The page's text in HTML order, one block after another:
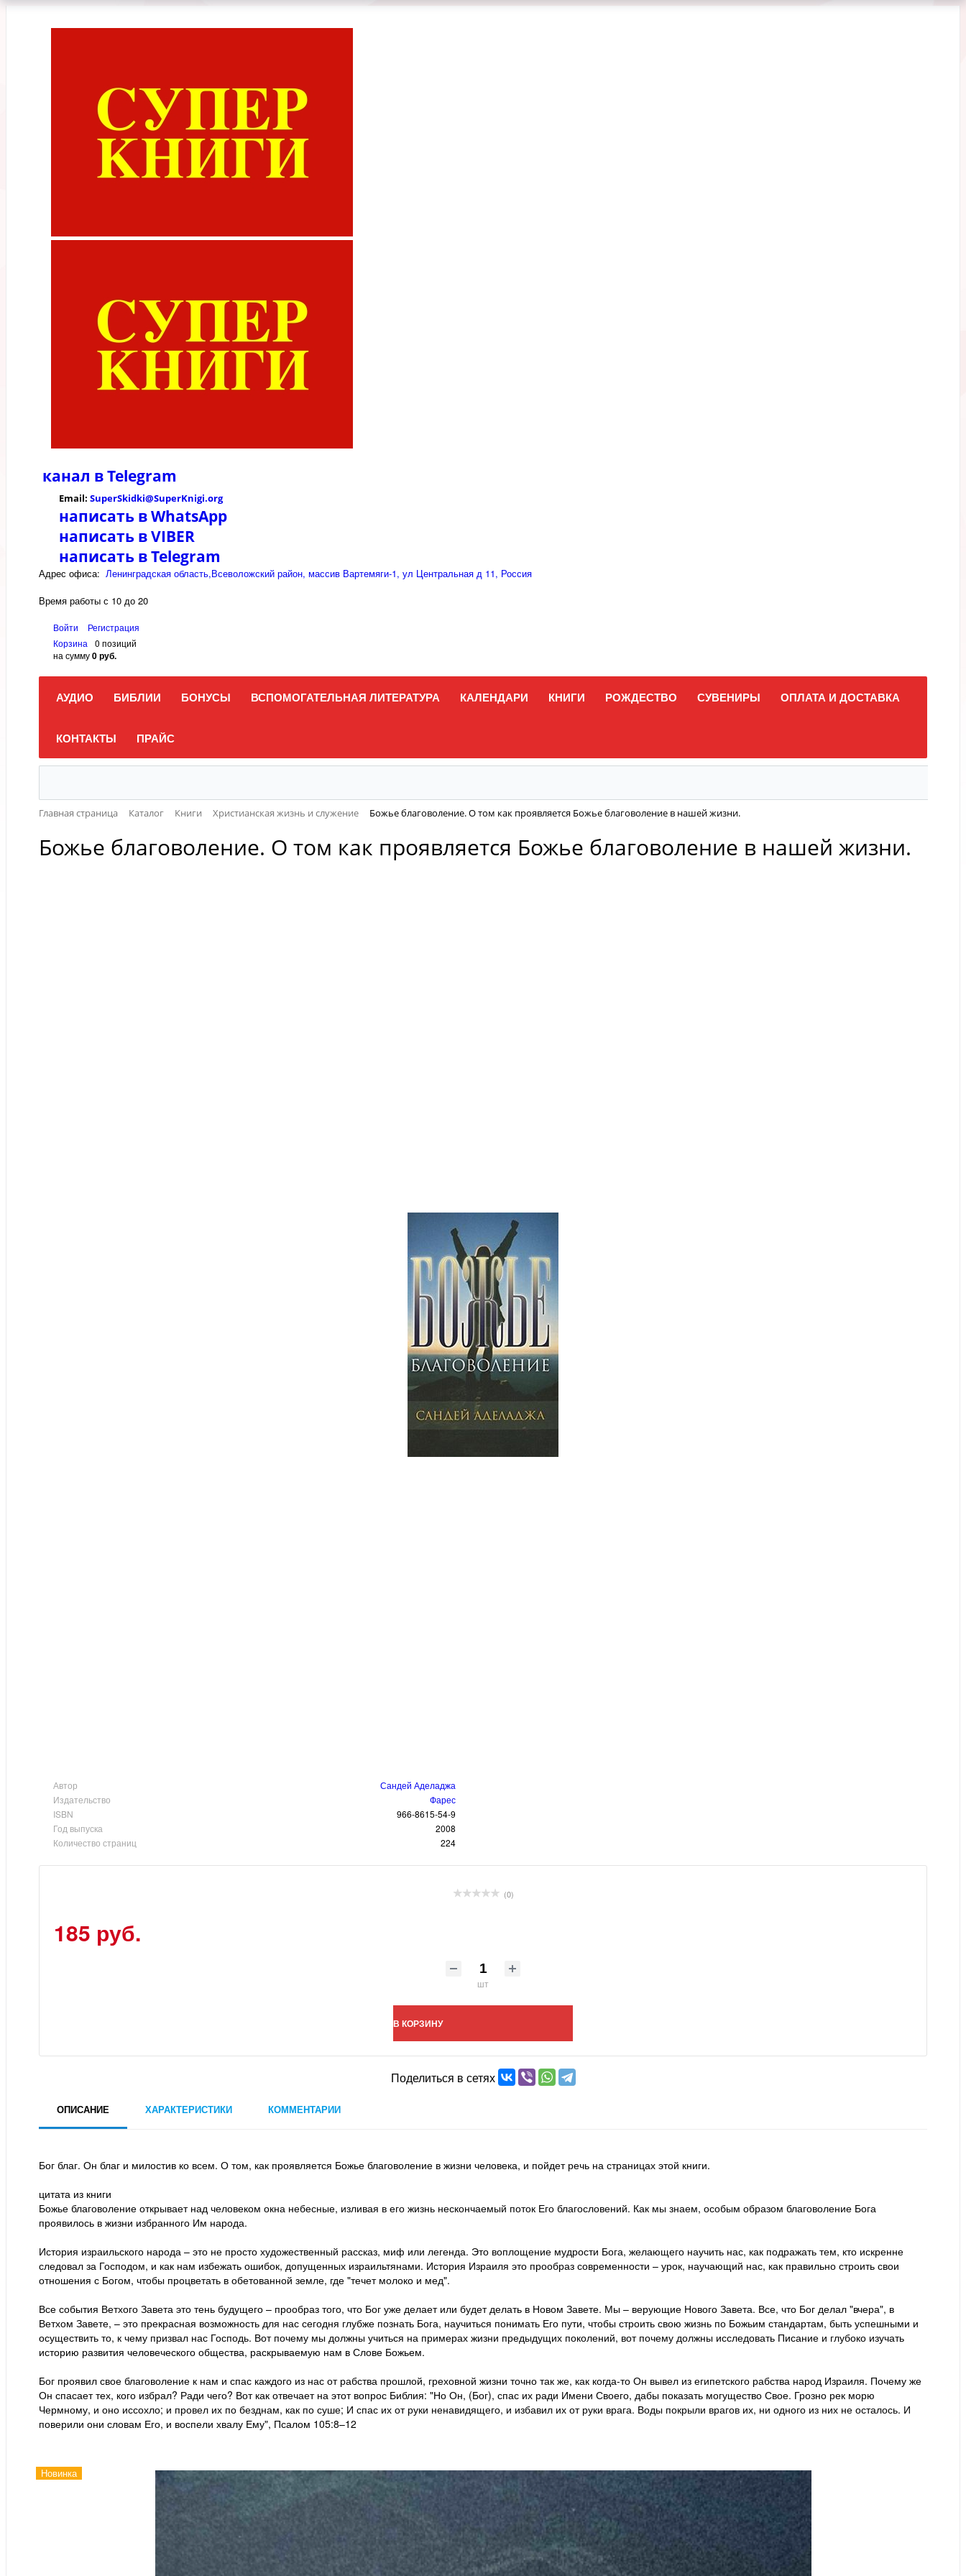
канал вTelegram
Email: SuperSkidki@SuperKnigi.org
написать в WhatsApp
написать в VIBER
написать в Telegram
Адрес офиса: Ленинградская область,Всеволожский район, массив Вартемяги-1, ул Центральная д 11, Россия
Время работы с 10 до 20
Войти
Регистрация
Корзина
0 позиций
на сумму0 руб.
АУДИО БИБЛИИ БОНУСЫ ВСПОМОГАТЕЛЬНАЯ ЛИТЕРАТУРА КАЛЕНДАРИ КНИГИ РОЖДЕСТВО СУВЕНИРЫ ОПЛАТА И ДОСТАВКА
КОНТАКТЫ ПРАЙС
Главная страница Каталог Книги Христианская жизнь и служение Божье благоволение. О том как проявляется Божье благоволение в нашей жизни.
Божье благоволение. О том как проявляется Божье благоволение в нашей жизни.
Автор
Сандей Аделаджа
Издательство
Фарес
ISBN
966-8615-54-9
Год выпуска
2008
Количество страниц
224
(0)
185 руб.
шт
В КОРЗИНУ
Поделиться в сетях
ОПИСАНИЕ ХАРАКТЕРИСТИКИ КОММЕНТАРИИ
Бог благ. Он благ и милостив ко всем. О том, как проявляется Божье благоволение в жизни человека, и пойдет речь на страницах этой книги.
цитата из книги
Божье благоволение открывает над человеком окна небесные, изливая в его жизнь нескончаемый поток Его благословений. Как мы знаем, особым образом благоволение Бога
проявилось в жизни избранного Им народа.
История израильского народа – это не просто художественный рассказ, миф или легенда. Это воплощение мудрости Бога, желающего научить нас, как подражать тем, кто искренне
следовал за Господом, и как нам избежать ошибок, допущенных израильтянами. История Израиля это прообраз современности – урок, научающий нас, как правильно строить свои
отношения с Богом, чтобы процветать в обетованной земле, где "течет молоко и мед".
Все события Ветхого Завета это тень будущего – прообраз того, что Бог уже делает или будет делать в Новом Завете. Мы – верующие Нового Завета. Все, что Бог делал "вчера", в
Ветхом Завете, – это прекрасная возможность для нас сегодня глубже познать Бога, научиться понимать Его пути, чтобы строить свою жизнь по Божьим стандартам, быть успешными и
осуществить то, к чему призвал нас Господь. Вот почему мы должны учиться на примерах жизни предыдущих поколений, вот почему должны исследовать Писание и глубоко изучать
историю развития человеческого общества, раскрываемую нам в Слове Божьем.
Бог проявил свое благоволение к нам и спас каждого из нас от рабства прошлой, греховной жизни точно так же, как когда-то Он вывел из египетского рабства народ Израиля. Почему же
Он спасает тех, кого избрал? Ради чего? Вот как отвечает на этот вопрос Библия: "Но Он, (Бог), спас их ради Имени Своего, дабы показать могущество Свое. Грозно рек морю
Чермному, и оно иссохло; и провел их по безднам, как по суше; И спас их от руки ненавидящего, и избавил их от руки врага. Воды покрыли врагов их, ни одного из них не осталось. И
поверили они словам Его, и воспели хвалу Ему", Псалом 105:8–12
Новинка